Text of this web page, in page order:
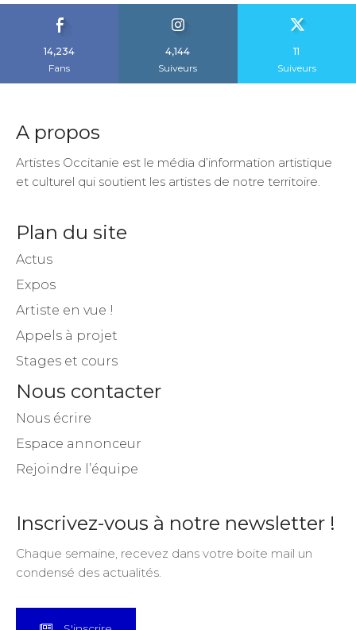
14,234
Fans
4,144
Suiveurs
11
Suiveurs
A propos
Artistes Occitanie est le média d’information artistique
et culturel qui soutient les artistes de notre territoire.
Plan du site
Actus
Expos
Artiste en vue !
Appels à projet
Stages et cours
Nous contacter
Nous écrire
Espace annonceur
Rejoindre l’équipe
Inscrivez-vous à notre newsletter !
Chaque semaine, recevez dans votre boite mail un
condensé des actualités.